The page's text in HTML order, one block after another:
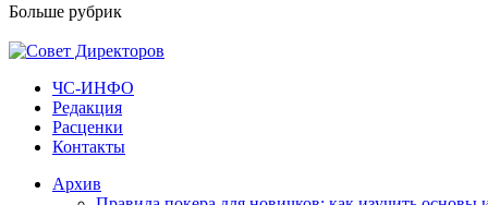
Больше рубрик
ЧС-ИНФО
Редакция
Расценки
Контакты
Архив